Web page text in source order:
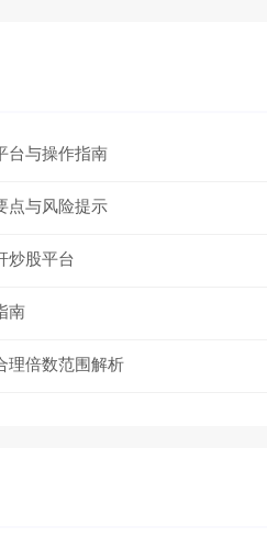
台与操作指南
点与风险提示
炒股平台
南
理倍数范围解析